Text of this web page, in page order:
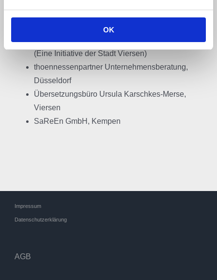
OK
Stiftung „Erinnerung, Verantwortung und Zukunft”
(Eine Initiative der Stadt Viersen)
thoennessenpartner Unternehmensberatung,
Düsseldorf
Übersetzungsbüro Ursula Karschkes-Merse,
Viersen
SaReEn GmbH, Kempen
Impressum
Datenschutzerklärung
AGB